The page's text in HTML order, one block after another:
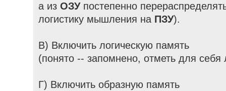
а изОЗУпостепенно
логистику мышления на ПЗУ).
В) Включить логическую память
(понято -- запомнено, отметь для себя
Г) Включить образную память